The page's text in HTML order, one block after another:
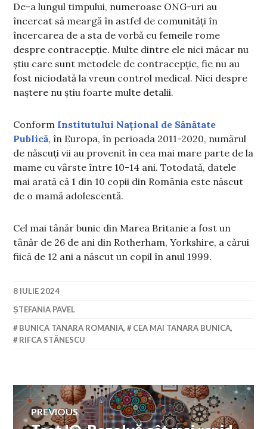
De-a lungul timpului, numeroase ONG-uri au
încercat să meargă în astfel de comunități în
încercarea de a sta de vorbă cu femeile rome
despre contracepție. Multe dintre ele nici măcar nu
știu care sunt metodele de contracepție, fie nu au
fost niciodată la vreun control medical. Nici despre
naștere nu știu foarte multe detalii.
Conform Institutului Național de Sănătate
Publică, în Europa, în perioada 2011-2020, numărul
de născuți vii au provenit în cea mai mare parte de la
mame cu vârste între 10-14 ani. Totodată, datele
mai arată că 1 din 10 copii din România este născut
de o mamă adolescentă.
Cel mai tânăr bunic din Marea Britanie a fost un
tânăr de 26 de ani din Rotherham, Yorkshire, a cărui
fiică de 12 ani a născut un copil în anul 1999.
8 IULIE 2024
ȘTEFANIA PAVEL
BUNICA TANARA ROMANIA, CEA MAI TANARA BUNICA,
RIFCA STĂNESCU
Navigare
PREVIOUS